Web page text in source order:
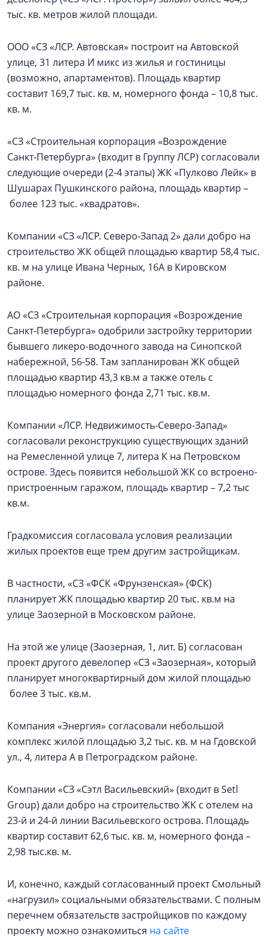
тыс. кв. метров жилой площади.
ООО «СЗ «ЛСР. Автовская» построит на Автовской
улице, 31 литера И микс из жилья и гостиницы
(возможно, апартаментов). Площадь квартир
составит 169,7 тыс. кв. м, номерного фонда – 10,8 тыс.
кв. м.
«СЗ «Строительная корпорация «Возрождение
Санкт‑Петербурга» (входит в Группу ЛСР) согласовали
следующие очереди (2-4 этапы) ЖК «Пулково Лейк» в
Шушарах Пушкинского района, площадь квартир –
более 123 тыс. «квадратов».
Компании «СЗ «ЛСР. Северо-Запад 2» дали добро на
строительство ЖК общей площадью квартир 58,4 тыс.
кв. м на улице Ивана Черных, 16А в Кировском
районе.
АО «СЗ «Строительная корпорация «Возрождение
Санкт‑Петербурга» одобрили застройку территории
бывшего ликеро-водочного завода на Синопской
набережной, 56-58. Там запланирован ЖК общей
площадью квартир 43,3 кв.м а также отель с
площадью номерного фонда 2,71 тыс. кв.м.
Компании «ЛСР. Недвижимость-Северо-Запад»
согласовали реконструкцию существующих зданий
на Ремесленной улице 7, литера К на Петровском
острове. Здесь появится небольшой ЖК со встроено-
пристроенным гаражом, площадь квартир – 7,2 тыс
кв.м.
Градкомиссия согласовала условия реализации
жилых проектов еще трем другим застройщикам.
В частности, «СЗ «ФСК «Фрунзенская» (ФСК)
планирует ЖК площадью квартир 20 тыс. кв.м на
улице Заозерной в Московском районе.
На этой же улице (Заозерная, 1, лит. Б) согласован
проект другого девелопер «СЗ «Заозерная», который
планирует многоквартирный дом жилой площадью
более 3 тыс. кв.м.
Компания «Энергия» согласовали небольшой
комплекс жилой площадью 3,2 тыс. кв. м на Гдовской
ул., 4, литера А в Петроградском районе.
Компании «СЗ «Сэтл Васильевский» (входит в Setl
Group) дали добро на строительство ЖК с отелем на
23-й и 24-й линии Васильевского острова. Площадь
квартир составит 62,6 тыс. кв. м, номерного фонда –
2,98 тыс.кв. м.
И, конечно, каждый согласованный проект Смольный
«нагрузил» социальными обязательствами. С полным
перечнем обязательств застройщиков по каждому
проекту можно ознакомиться на сайте